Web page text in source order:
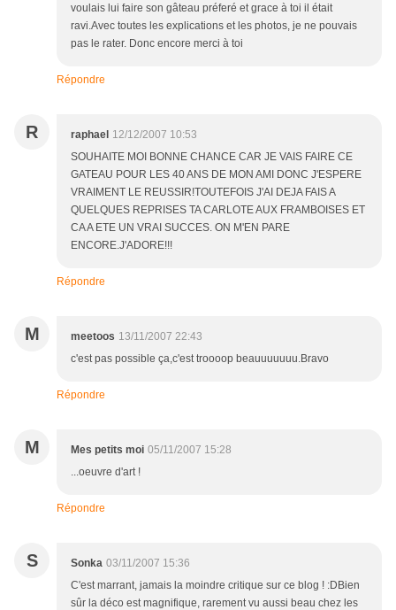
voulais lui faire son gâteau préferé et grace à toi il était
ravi.Avec toutes les explications et les photos, je ne pouvais
pas le rater. Donc encore merci à toi
Répondre
R raphael 12/12/2007 10:53
SOUHAITE MOI BONNE CHANCE CAR JE VAIS FAIRE CE
GATEAU POUR LES 40 ANS DE MON AMI DONC J'ESPERE
VRAIMENT LE REUSSIR!TOUTEFOIS J'AI DEJA FAIS A
QUELQUES REPRISES TA CARLOTE AUX FRAMBOISES ET
CA A ETE UN VRAI SUCCES. ON M'EN PARE
ENCORE.J'ADORE!!!
Répondre
M meetoos 13/11/2007 22:43
c'est pas possible ça,c'est troooop beauuuuuuu.Bravo
Répondre
M Mes petits moi 05/11/2007 15:28
...oeuvre d'art !
Répondre
S Sonka 03/11/2007 15:36
C'est marrant, jamais la moindre critique sur ce blog ! :DBien
sûr la déco est magnifique, rarement vu aussi beau chez les